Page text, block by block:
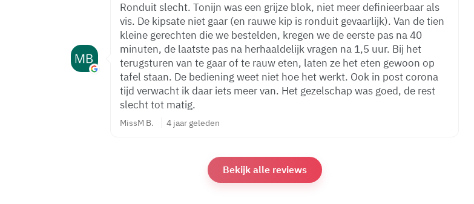
Ronduit slecht. Tonijn was een grijze blok, niet meer definieerbaar als
vis. De kipsate niet gaar (en rauwe kip is ronduit gevaarlijk). Van de tien
kleine gerechten die we bestelden, kregen we de eerste pas na 40
minuten, de laatste pas na herhaaldelijk vragen na 1,5 uur. Bij het
terugsturen van te gaar of te rauw eten, laten ze het eten gewoon op
tafel staan. De bediening weet niet hoe het werkt. Ook in post corona
tijd verwacht ik daar iets meer van. Het gezelschap was goed, de rest
slecht tot matig.
MissM B. 4 jaar geleden
Bekijk alle reviews